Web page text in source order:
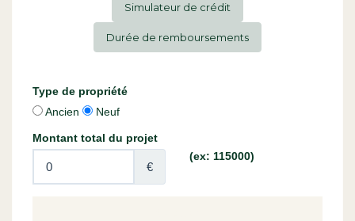
Simulateur de crédit
Durée de remboursements